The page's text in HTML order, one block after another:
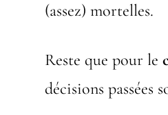
(assez) mortelles.
Reste que pour le
décisions passées